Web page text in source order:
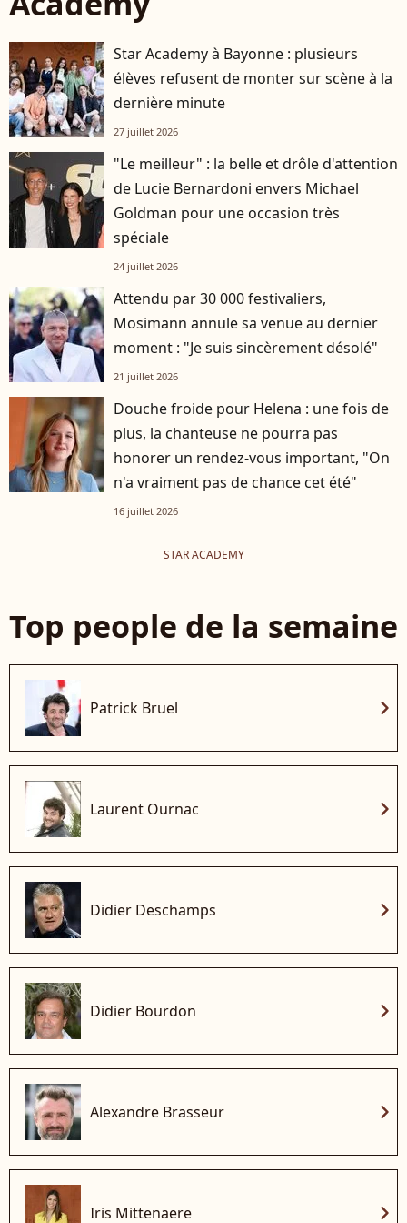
Star Academy à Bayonne : plusieurs
élèves refusent de monter sur scène à la
dernière minute
27 juillet 2026
"Le meilleur" : la belle et drôle d'attention
de Lucie Bernardoni envers Michael
Goldman pour une occasion très
spéciale
24 juillet 2026
Attendu par 30 000 festivaliers,
Mosimann annule sa venue au dernier
moment : "Je suis sincèrement désolé"
21 juillet 2026
Douche froide pour Helena : une fois de
plus, la chanteuse ne pourra pas
honorer un rendez-vous important, "On
n'a vraiment pas de chance cet été"
16 juillet 2026
STAR ACADEMY
Top people de la semaine
Patrick Bruel chevron_right
Laurent Ournac chevron_right
Didier Deschamps chevron_right
Didier Bourdon chevron_right
Alexandre Brasseur chevron_right
Iris Mittenaere chevron_right